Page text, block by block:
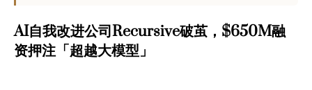
AI自我改进公司Recursive破茧，$650M融
资押注「超越大模型」